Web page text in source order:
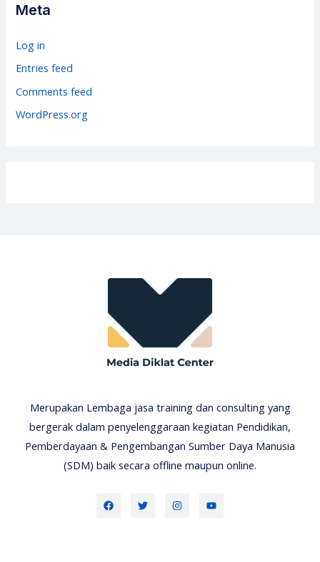
r
i
Meta
Log in
Entries feed
Comments feed
WordPress.org
Merupakan Lembaga jasa training dan consulting yang
bergerak dalam penyelenggaraan kegiatan Pendidikan,
Pemberdayaan & Pengembangan Sumber Daya Manusia
(SDM) baik secara offline maupun online.